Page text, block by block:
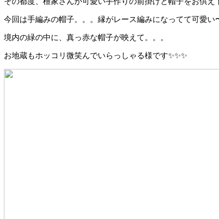
今回は手編みの帽子。。。縁がレース編みになってて可愛い
境内の緑の中に、真っ赤な帽子が映えて。。。
お地蔵もホッコリ微笑んでいらっしゃる様です✨✨✨